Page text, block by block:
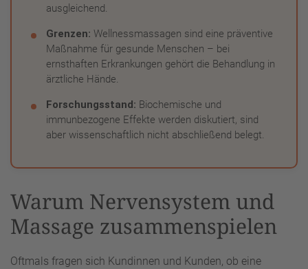
ausgleichend.
Grenzen: Wellnessmassagen sind eine präventive
Maßnahme für gesunde Menschen – bei
ernsthaften Erkrankungen gehört die Behandlung in
ärztliche Hände.
Forschungsstand: Biochemische und
immunbezogene Effekte werden diskutiert, sind
aber wissenschaftlich nicht abschließend belegt.
Warum Nervensystem und
Massage zusammenspielen
Oftmals fragen sich Kundinnen und Kunden, ob eine